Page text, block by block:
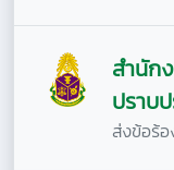
สำนัก
ปราบ
ส่งข้อร้